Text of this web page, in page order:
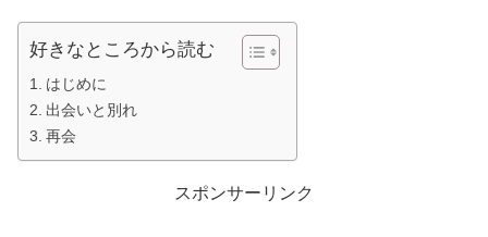
好きなところから読む
はじめに
出会いと別れ
再会
スポンサーリンク